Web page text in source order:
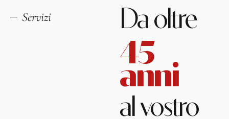
Servizi Da oltre
45
anni
al vostro